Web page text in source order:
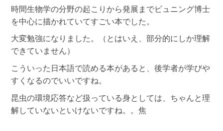
時間生物学の分野の起こりから発展までビュニング博士
を中心に描かれていてすごい本でした。
大変勉強になりました。（とはいえ、部分的にしか理解
できていません）
こういった日本語で読める本があると、後学者が学びや
すくなるのでいいですね。
昆虫の環境応答など扱っている身としては、ちゃんと理
解していないといけないですね。。焦